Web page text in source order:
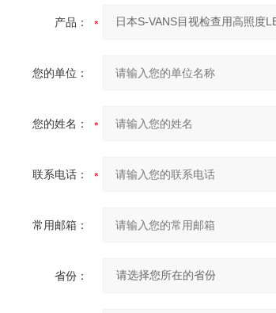
产品：
您的单位：
您的姓名：
联系电话：
常用邮箱：
省份：